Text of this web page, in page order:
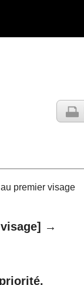
premier visage
→